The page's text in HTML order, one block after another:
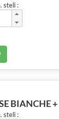
steli :
BIANCHE
steli :